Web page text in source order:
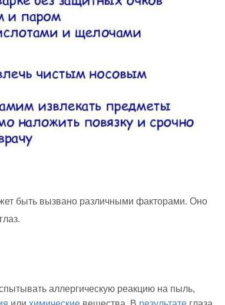
быть вызвано различными факторами. Оно
аллергическую реакцию на пыль,